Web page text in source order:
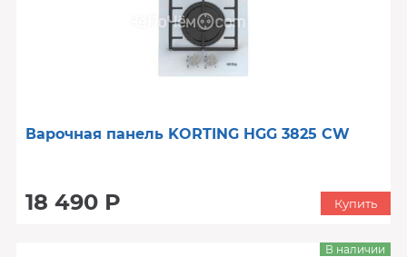
Варочная панель KORTING HGG 3825 CW
18 490 Р Купить
В наличии